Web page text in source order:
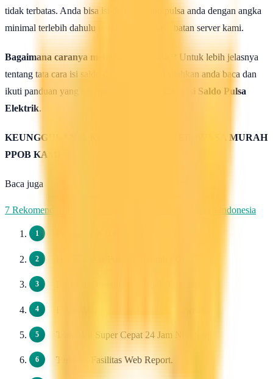
tidak terbatas. Anda bisa isi deposit saldo pulsa anda dengan angka
minimal terlebih dahulu untuk uji coba kehebatan server kami.
Bagaimana caranya mengisi saldo pulsa ?
Untuk lebih jelasnya
tentang tata cara isi saldo deposit pulsa ini silahkan anda baca dan
ikuti panduan yang terdapat di halaman :
Cara isi Saldo Pulsa
Elektrik.
KEUNGGULAN & KELEBIHAN SERVER PULSA MURAH
PPOB KAMI
Baca juga
7 Rekomendasi Pengirim WhatsApp Massal Terbaik di Indonesia
Transaksi Super Cepat 24 Jam Non Stop.
Tersedia Fasilitas Web Report.